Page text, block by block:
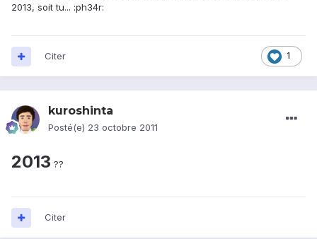
2013, soit tu... :ph34r:
1
Citer
kuroshinta
Posté(e) 23 octobre 2011
2013 ??
Citer